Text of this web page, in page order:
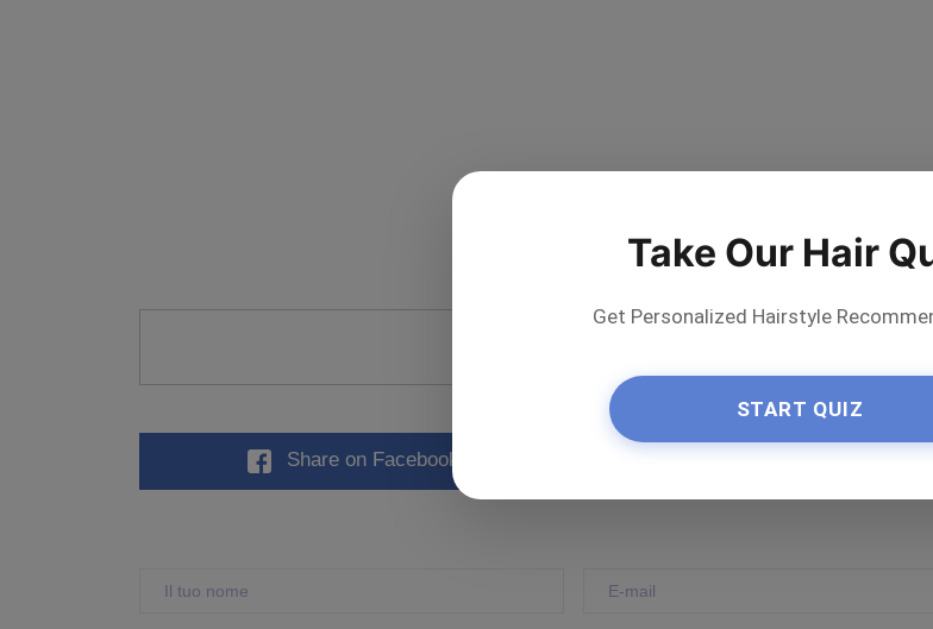
Share on Facebook
Take Our Hair
Get Personalized Hairstyle
START QUIZ